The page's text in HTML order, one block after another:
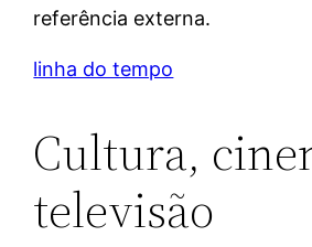
referência externa.
linha do tempo
Cultura,
televisão